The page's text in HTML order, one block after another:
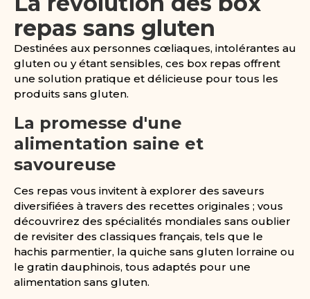
repas sans gluten
Destinées aux personnes cœliaques, intolérantes au
gluten ou y étant sensibles, ces box repas offrent
une solution pratique et délicieuse pour tous les
produits sans gluten.
La promesse d'une
alimentation saine et
savoureuse
Ces repas vous invitent à explorer des saveurs
diversifiées à travers des recettes originales ; vous
découvrirez des spécialités mondiales sans oublier
de revisiter des classiques français, tels que le
hachis parmentier, la quiche sans gluten lorraine ou
le gratin dauphinois, tous adaptés pour une
alimentation sans gluten.